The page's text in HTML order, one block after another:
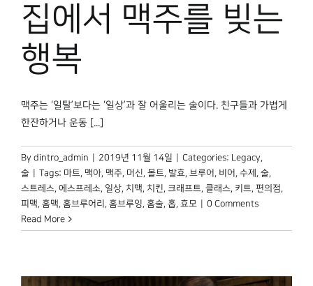
집에서 맥주를 빚는
행복
맥주는 ‘일탈’보다는 ‘일상’과 잘 어울리는 술이다. 친구들과 가볍게
한잔하거나 운동 [...]
By dintro_admin 2019년 11월 14일 Categories: Legacy,
술
Tags: 마트, 맥아, 맥주, 머신, 몰트, 발효, 브루어 , 비어 , 수제 , 술,
스트레스, 에스프레소, 일상, 치맥, 치킨, 크래프트, 클래스, 키트, 편의점,
피맥, 홈맥, 홈브루어리 , 홈브루잉, 홈술, 홉, 효모
0 Comments
Read More